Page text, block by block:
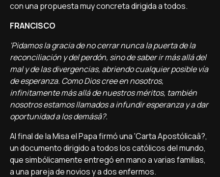
con una propuesta muy concreta dirigida a todos.
FRANCISCO
'Pidamos la gracia de no cerrar nunca la puerta de la
reconciliación y del perdón, sino de saber ir más allá del
mal y de las divergencias, abriendo cualquier posible ví­a
de esperanza. Como Dios cree en nosotros,
infinitamente más allá de nuestros méritos, también
nosotros estamos llamados a infundir esperanza y a dar
oportunidad a los demásâ?.
Al final de la Misa el Papa firmó una 'Carta Apostólicaâ?,
un documento dirigido a todos los católicos del mundo,
que simbólicamente entregó en mano a varias familias,
a una pareja de novios y a dos enfermos.